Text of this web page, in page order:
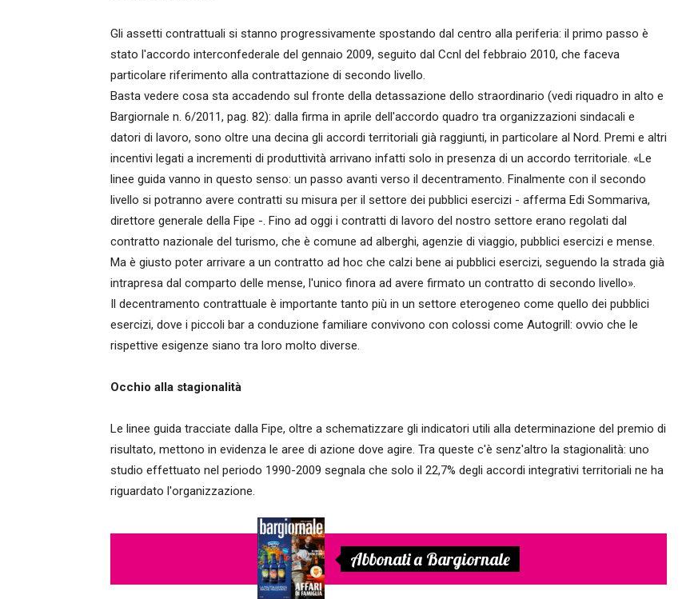
Gli assetti contrattuali si stanno progressivamente spostando dal centro alla periferia: il primo passo è
stato l'accordo interconfederale del gennaio 2009, seguito dal Ccnl del febbraio 2010, che faceva
particolare riferimento alla contrattazione di secondo livello.
Basta vedere cosa sta accadendo sul fronte della detassazione dello straordinario (vedi riquadro in alto e
Bargiornale n. 6/2011, pag. 82): dalla firma in aprile dell'accordo quadro tra organizzazioni sindacali e
datori di lavoro, sono oltre una decina gli accordi territoriali già raggiunti, in particolare al Nord. Premi e altri
incentivi legati a incrementi di produttività arrivano infatti solo in presenza di un accordo territoriale. «Le
linee guida vanno in questo senso: un passo avanti verso il decentramento. Finalmente con il secondo
livello si potranno avere contratti su misura per il settore dei pubblici esercizi - afferma Edi Sommariva,
direttore generale della Fipe -. Fino ad oggi i contratti di lavoro del nostro settore erano regolati dal
contratto nazionale del turismo, che è comune ad alberghi, agenzie di viaggio, pubblici esercizi e mense.
Ma è giusto poter arrivare a un contratto ad hoc che calzi bene ai pubblici esercizi, seguendo la strada già
intrapresa dal comparto delle mense, l'unico finora ad avere firmato un contratto di secondo livello».
Il decentramento contrattuale è importante tanto più in un settore eterogeneo come quello dei pubblici
esercizi, dove i piccoli bar a conduzione familiare convivono con colossi come Autogrill: ovvio che le
rispettive esigenze siano tra loro molto diverse.
Occhio alla stagionalità
Le linee guida tracciate dalla Fipe, oltre a schematizzare gli indicatori utili alla determinazione del premio di
risultato, mettono in evidenza le aree di azione dove agire. Tra queste c'è senz'altro la stagionalità: uno
studio effettuato nel periodo 1990-2009 segnala che solo il 22,7% degli accordi integrativi territoriali ne ha
riguardato l'organizzazione.
Abbonati a Bargiornale